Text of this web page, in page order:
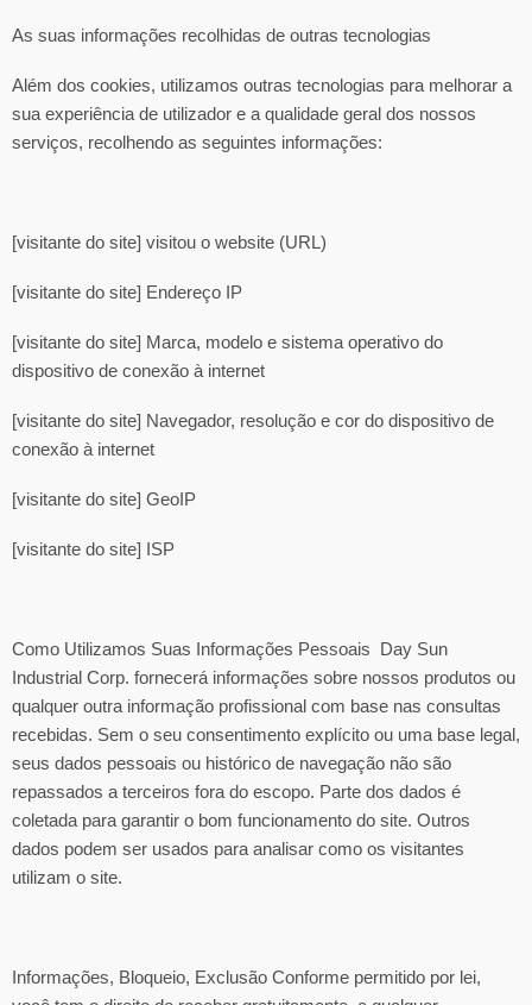
As suas informações recolhidas de outras tecnologias
Além dos cookies, utilizamos outras tecnologias para melhorar a
sua experiência de utilizador e a qualidade geral dos nossos
serviços, recolhendo as seguintes informações:
[visitante do site] visitou o website (URL)
[visitante do site] Endereço IP
[visitante do site] Marca, modelo e sistema operativo do
dispositivo de conexão à internet
[visitante do site] Navegador, resolução e cor do dispositivo de
conexão à internet
[visitante do site] GeoIP
[visitante do site] ISP
Como Utilizamos Suas Informações Pessoais Day Sun
Industrial Corp. fornecerá informações sobre nossos produtos ou
qualquer outra informação profissional com base nas consultas
recebidas. Sem o seu consentimento explícito ou uma base legal,
seus dados pessoais ou histórico de navegação não são
repassados a terceiros fora do escopo. Parte dos dados é
coletada para garantir o bom funcionamento do site. Outros
dados podem ser usados para analisar como os visitantes
utilizam o site.
Informações, Bloqueio, Exclusão Conforme permitido por lei,